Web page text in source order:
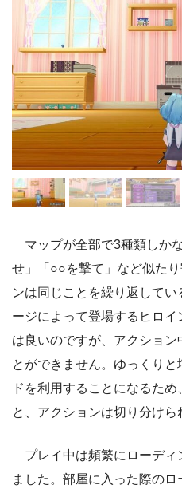
マップが全部で3種類しか
せ」「○○を撃て」など似た
ンは同じことを繰り返して
ージによって登場するヒロ
は良いのですが、アクショ
とができません。ゆっくり
ドを利用することになるた
と、アクションは切り分けら
プレイ中は頻繁にローディ
ました。部屋に入った際の